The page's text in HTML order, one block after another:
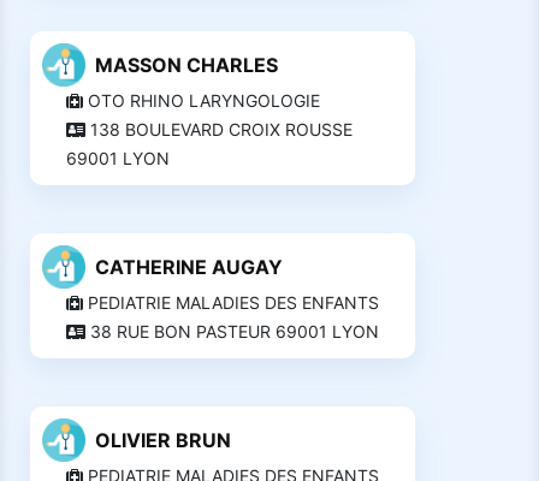
MASSON CHARLES
OTO RHINO LARYNGOLOGIE
138 BOULEVARD CROIX ROUSSE
69001 LYON
CATHERINE AUGAY
PEDIATRIE MALADIES DES ENFANTS
38 RUE BON PASTEUR 69001 LYON
OLIVIER BRUN
PEDIATRIE MALADIES DES ENFANTS